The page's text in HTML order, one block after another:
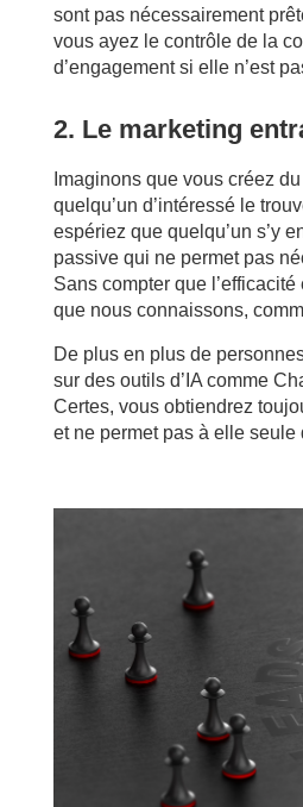
sont pas nécessairement
vous ayez le contrôle de la
d’engagement si elle n’est
2. Le marketing
Imaginons que vous créez
quelqu’un d’intéressé le
espériez que quelqu’un s’y
passive qui ne permet pas
Sans compter que
que nous connaissons,
De plus en plus de
sur des outils d’IA comme
Certes, vous obtiendrez
et ne permet pas à elle seule